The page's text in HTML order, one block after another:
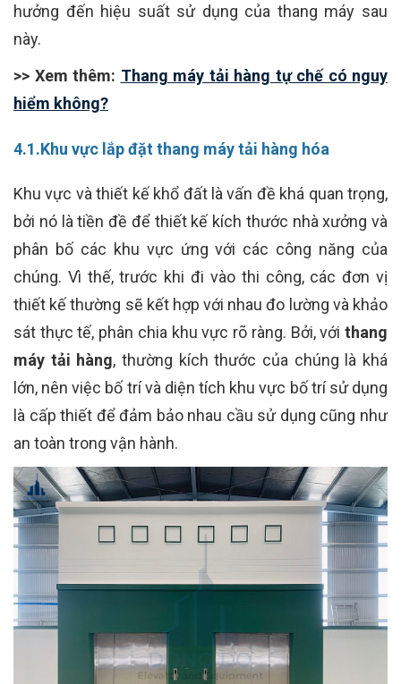
hưởng đến hiệu suất sử dụng của thang máy sau
này.
>> Xem thêm: Thang máy tải hàng tự chế có nguy
hiểm không?
4.1.Khu vực lắp đặt thang máy tải hàng hóa
Khu vực và thiết kế khổ đất là vấn đề khá quan trọng,
bởi nó là tiền đề để thiết kế kích thước nhà xưởng và
phân bố các khu vực ứng với các công năng của
chúng. Vì thế, trước khi đi vào thi công, các đơn vị
thiết kế thường sẽ kết hợp với nhau đo lường và khảo
sát thực tế, phân chia khu vực rõ ràng. Bởi, với thang
máy tải hàng, thường kích thước của chúng là khá
lớn, nên việc bố trí và diện tích khu vực bố trí sử dụng
là cấp thiết để đảm bảo nhau cầu sử dụng cũng như
an toàn trong vận hành.